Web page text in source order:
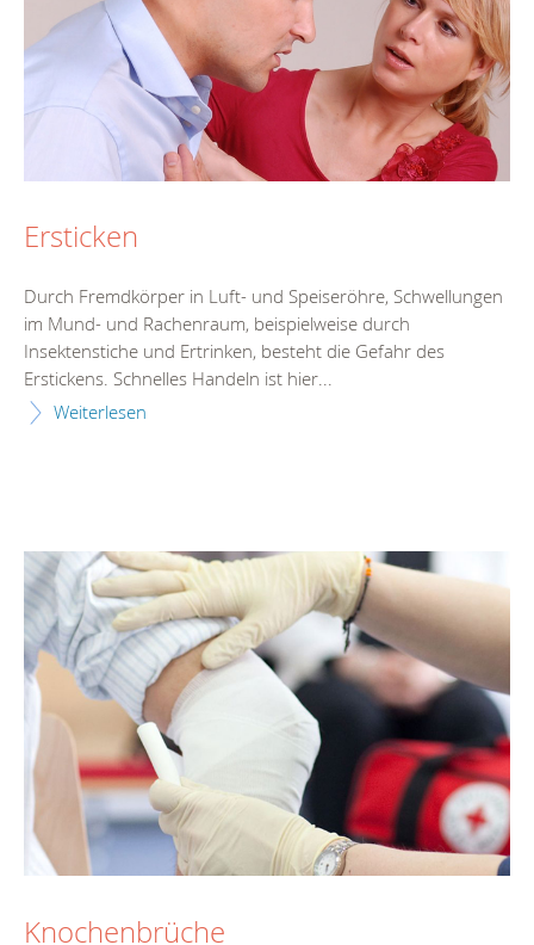
Ersticken
Durch Fremdkörper in Luft- und Speiseröhre, Schwellungen
im Mund- und Rachenraum, beispielweise durch
Insektenstiche und Ertrinken, besteht die Gefahr des
Erstickens. Schnelles Handeln ist hier...
Weiterlesen
Knochenbrüche